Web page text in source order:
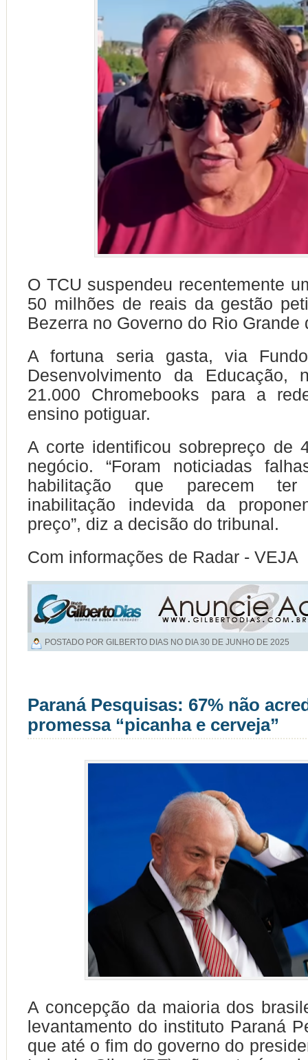
O TCU suspendeu recentemente
50 milhões de reais da gestão
Bezerra no Governo do Rio
A fortuna seria gasta, via
Desenvolvimento da Educação,
21.000 Chromebooks para a
ensino potiguar.
A corte identificou sobrepreço de
negócio. “Foram noticiadas
habilitação que parecem
inabilitação indevida da
preço”, diz a decisão do tribunal.
Com informações de Radar - VEJA
POSTADO POR GILBERTO DIAS NO DIA30 DE JUNHO DE 2025
Paraná Pesquisas: 67% não
promessa “picanha e cerveja”
A concepção da maioria dos
levantamento do instituto Paraná
que até o fim do governo do